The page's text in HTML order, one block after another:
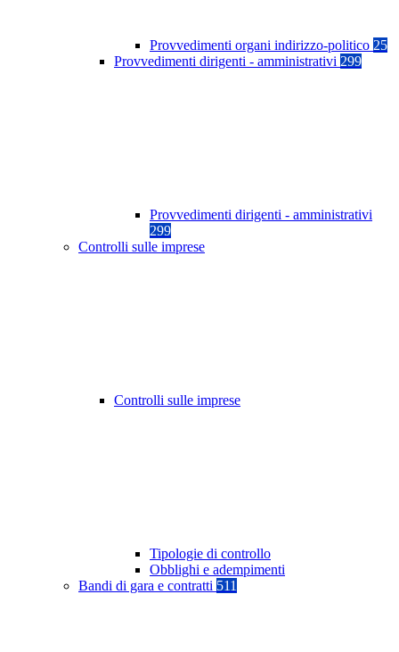
Provvedimenti organi indirizzo-politico 25
Provvedimenti dirigenti - amministrativi 299
Provvedimenti dirigenti - amministrativi
299
Controlli sulle imprese
Controlli sulle imprese
Tipologie di controllo
Obblighi e adempimenti
Bandi di gara e contratti 511